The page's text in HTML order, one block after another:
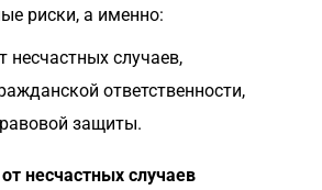
риски, а именно:
несчастных случаев,
ответственности,
защиты.
несчастных случаев